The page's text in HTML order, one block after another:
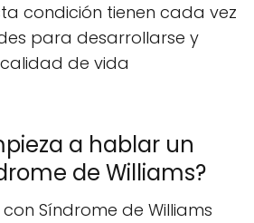
condición tienen cada vez
para desarrollarse y
de vida
a hablar un
de Williams?
Síndrome de Williams